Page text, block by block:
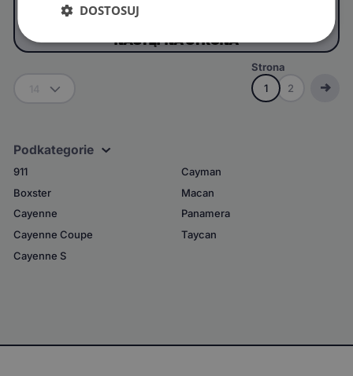
NASTĘPNA STRONA
Strona
1
2
Podkategorie
911
Boxster
Cayenne
Cayenne Coupe
Cayenne S
Cayman
Macan
Panamera
Taycan
DOSTOSUJ